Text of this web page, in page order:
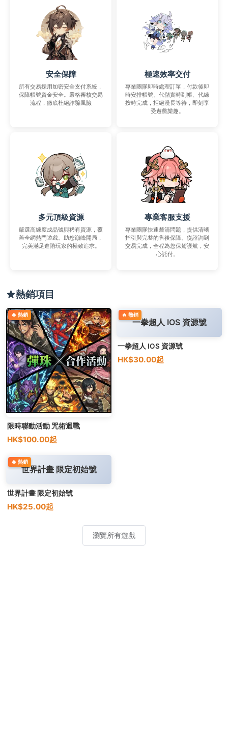
安全保障
所有交易採用加密安全支付系統，
保障帳號資金安全。嚴格審核交易
流程，徹底杜絕詐騙風險
極速效率交付
專業團隊即時處理訂單，付款後即
時安排帳號、代儲實時到帳、代練
按時完成，拒絕漫長等待，即刻享
受遊戲樂趣。
多元頂級資源
嚴選高練度成品號與稀有資源，覆
蓋全網熱門遊戲。助您巔峰開局，
完美滿足進階玩家的極致追求。
專業客服支援
專業團隊快速釐清問題，提供清晰
指引與完整的售後保障。從諮詢到
交易完成，全程為您保駕護航，安
心託付。
熱銷項目
🔥 熱銷
限時聯動活動 咒術迴戰
HK$100.00起
一拳超人 IOS 資源號
🔥 熱銷
一拳超人 IOS 資源號
HK$30.00起
世界計畫 限定初始號
🔥 熱銷
世界計畫 限定初始號
HK$25.00起
瀏覽所有遊戲